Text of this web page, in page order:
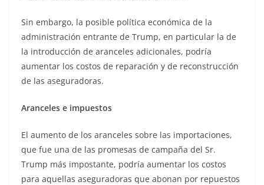
Sin embargo, la posible política económica de la
administración entrante de Trump, en particular la de
la introducción de aranceles adicionales, podría
aumentar los costos de reparación y de reconstrucción
de las aseguradoras.
Aranceles e impuestos
El aumento de los aranceles sobre las importaciones,
que fue una de las promesas de campaña del Sr.
Trump más impostante, podría aumentar los costos
para aquellas aseguradoras que abonan por repuestos